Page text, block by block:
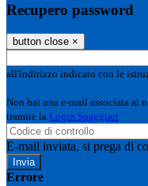
Recupero password
button close ×
all'indirizzo indicato con le
Non hai una e-mail associata al
tramite la Login Spaggiari
E-mail inviata, si prega di
Errore